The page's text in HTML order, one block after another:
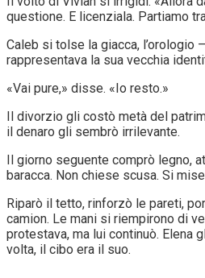
questione. E licenziala. Partiamo
Caleb si tolse la giacca, l’orologio
rappresentava la sua vecchia
«Vai pure,» disse. «Io resto.»
Il divorzio gli costò metà del
il denaro gli sembrò irrilevante.
Il giorno seguente comprò legno,
baracca. Non chiese scusa. Si
Riparò il tetto, rinforzò le pareti,
camion. Le mani si riempirono di
protestava, ma lui continuò. Elena
volta, il cibo era il suo.